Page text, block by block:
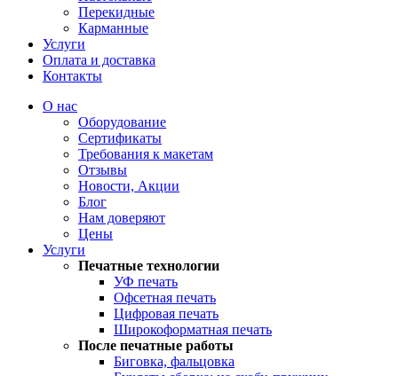
Перекидные
Карманные
Услуги
Оплата и доставка
Контакты
О нас
Оборудование
Сертификаты
Требования к макетам
Отзывы
Новости, Акции
Блог
Нам доверяют
Цены
Услуги
Печатные технологии
УФ печать
Офсетная печать
Цифровая печать
Широкоформатная печать
После печатные работы
Биговка, фальцовка